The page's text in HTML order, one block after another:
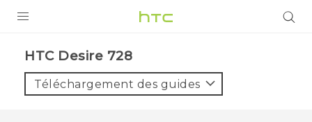
VIVE
HTC Desire 728‎
Téléchargement des guides